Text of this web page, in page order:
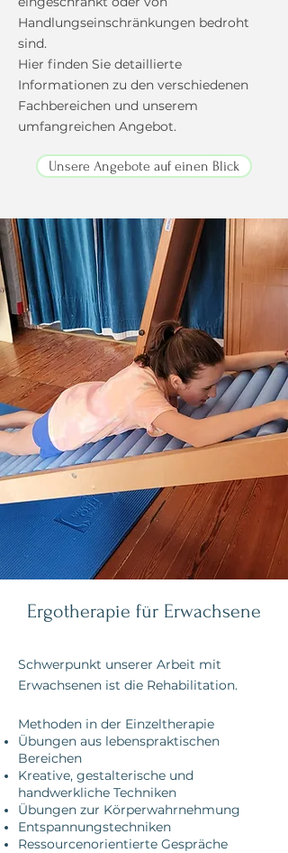
Handlungseinschränkungen bedroht
sind.
Hier finden Sie detaillierte
Informationen zu den verschiedenen
Fachbereichen und unserem
umfangreichen Angebot.
Unsere Angebote auf einen Blick
Ergotherapie für Erwachsene
Schwerpunkt unserer Arbeit mit
Erwachsenen ist die Rehabilitation.
Methoden in der Einzeltherapie
Übungen aus lebenspraktischen
Bereichen
Kreative, gestalterische und
handwerkliche Techniken
Übungen zur Körperwahrnehmung
Entspannungstechniken
Ressourcenorientierte Gespräche